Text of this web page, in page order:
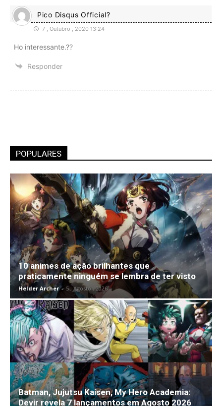
Pico Disqus Official?
7 , Outubro , 2020 13:24
Ho interessante.??
Responder
POPULARES
10 animes de ação brilhantes que
praticamente ninguém se lembra de ter visto
Helder Archer - 5 , Agosto , 2026
Batman, Jujutsu Kaisen, My Hero Academia:
Devir revela 7 lançamentos em Agosto 2026